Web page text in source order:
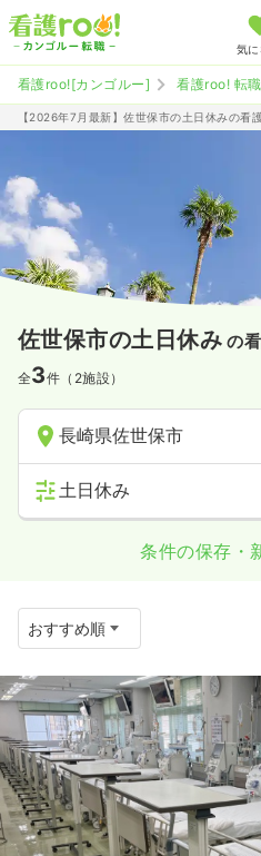
気に
看護roo![カンゴルー] 看護roo! 転職
【2026年7月最新】佐世保市の土日休みの看
佐世保市の土日休み の
全3件（2施設）
長崎県佐世保市
土日休み
条件の保存・